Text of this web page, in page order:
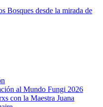
Bosques desde la mirada de
al Mundo Fungi 2026
con la Maestra Juana